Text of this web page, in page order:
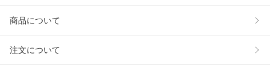
商品について
注文について